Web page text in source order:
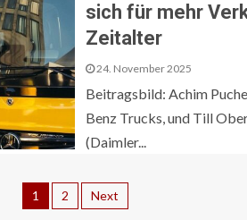
sich für mehr
Zeitalter
24. November 2025
Beitragsbild: Achim
Benz Trucks, und Till
(Daimler...
1 2 Next